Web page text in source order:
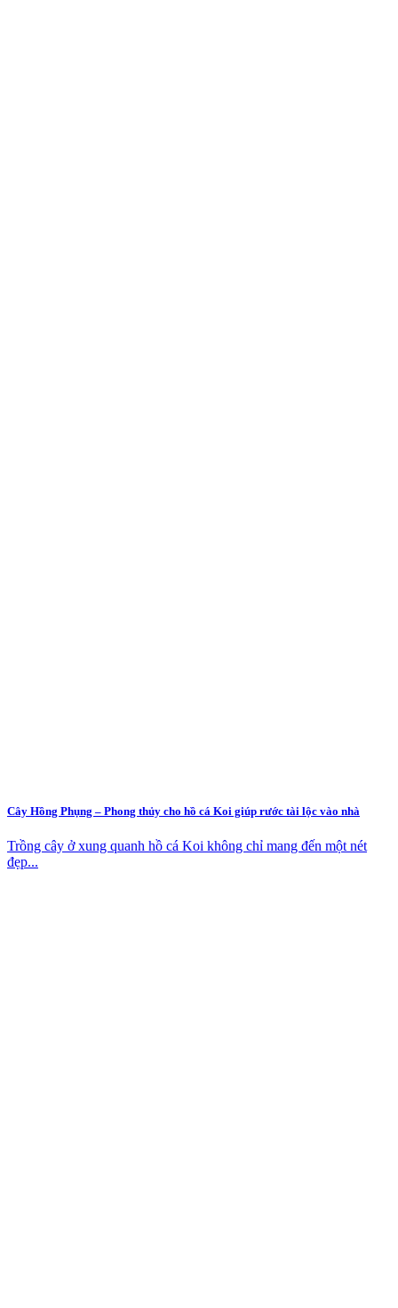
Cây Hồng Phụng – Phong thủy cho hồ cá Koi giúp rước tài lộc vào nhà
Trồng cây ở xung quanh hồ cá Koi không chỉ mang đến một nét
đẹp...